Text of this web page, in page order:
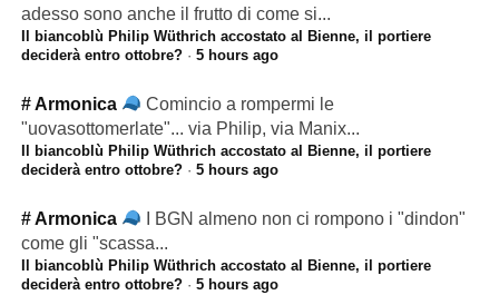
adesso sono anche il frutto di come si...
Il biancoblù Philip Wüthrich accostato al Bienne, il portiere
deciderà entro ottobre?· 5 hours ago
# Armonica
Comincio a rompermi le
"uovasottomerlate"... via Philip, via Manix...
Il biancoblù Philip Wüthrich accostato al Bienne, il portiere
deciderà entro ottobre?· 5 hours ago
# Armonica
I BGN almeno non ci rompono i "dindon"
come gli "scassa...
Il biancoblù Philip Wüthrich accostato al Bienne, il portiere
deciderà entro ottobre?· 5 hours ago